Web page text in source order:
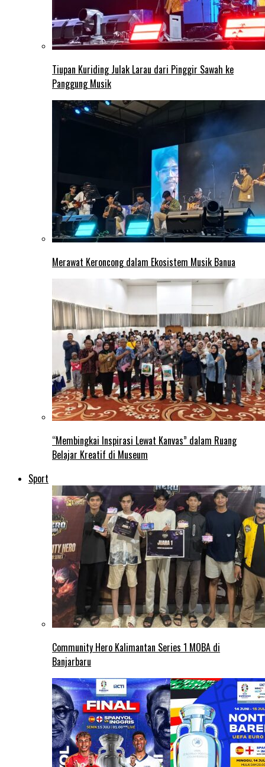
Tiupan Kuriding Julak Larau dari Pinggir Sawah ke
Panggung Musik
Merawat Keroncong dalam Ekosistem Musik Banua
“Membingkai Inspirasi Lewat Kanvas” dalam Ruang
Belajar Kreatif di Museum
Sport
Community Hero Kalimantan Series 1 MOBA di
Banjarbaru